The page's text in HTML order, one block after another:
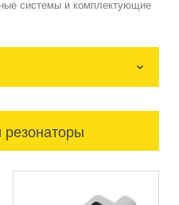
системы и комплектующие